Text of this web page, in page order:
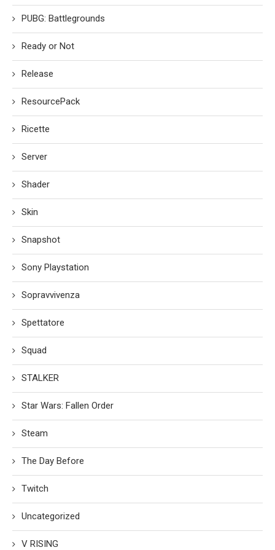
PUBG: Battlegrounds
Ready or Not
Release
ResourcePack
Ricette
Server
Shader
Skin
Snapshot
Sony Playstation
Sopravvivenza
Spettatore
Squad
STALKER
Star Wars: Fallen Order
Steam
The Day Before
Twitch
Uncategorized
V RISING